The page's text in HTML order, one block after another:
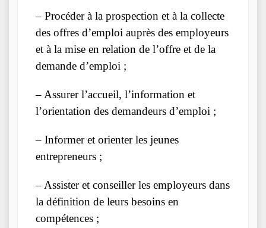
– Procéder à la prospection et à la collecte
des offres d’emploi auprès des employeurs
et à la mise en relation de l’offre et de la
demande d’emploi ;
– Assurer l’accueil, l’information et
l’orientation des demandeurs d’emploi ;
– Informer et orienter les jeunes
entrepreneurs ;
– Assister et conseiller les employeurs dans
la définition de leurs besoins en
compétences ;